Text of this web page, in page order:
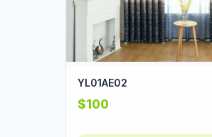
YL01AE02
$100